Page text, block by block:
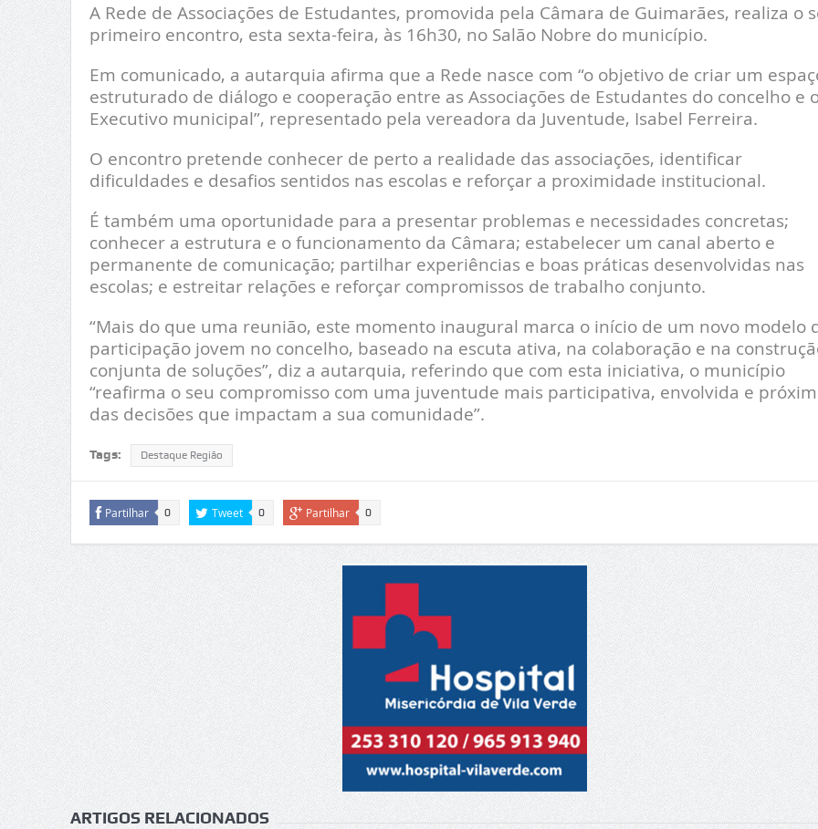
A Rede de Associações de Estudantes, promovida pela Câmara de Guimarães, realiza o
primeiro encontro, esta sexta-feira, às 16h30, no Salão Nobre do município.
Em comunicado, a autarquia afirma que a Rede nasce com “o objetivo de criar um
estruturado de diálogo e cooperação entre as Associações de Estudantes do concelho e
Executivo municipal”, representado pela vereadora da Juventude, Isabel Ferreira.
O encontro pretende conhecer de perto a realidade das associações, identificar
dificuldades e desafios sentidos nas escolas e reforçar a proximidade institucional.
É também uma oportunidade para a presentar problemas e necessidades concretas;
conhecer a estrutura e o funcionamento da Câmara; estabelecer um canal aberto e
permanente de comunicação; partilhar experiências e boas práticas desenvolvidas nas
escolas; e estreitar relações e reforçar compromissos de trabalho conjunto.
“Mais do que uma reunião, este momento inaugural marca o início de um novo modelo
participação jovem no concelho, baseado na escuta ativa, na colaboração e na
conjunta de soluções”, diz a autarquia, referindo que com esta iniciativa, o município
“reafirma o seu compromisso com uma juventude mais participativa, envolvida e
das decisões que impactam a sua comunidade”.
Tags: Destaque Região
Partilhar 0 Tweet 0 Partilhar 0
ARTIGOS RELACIONADOS